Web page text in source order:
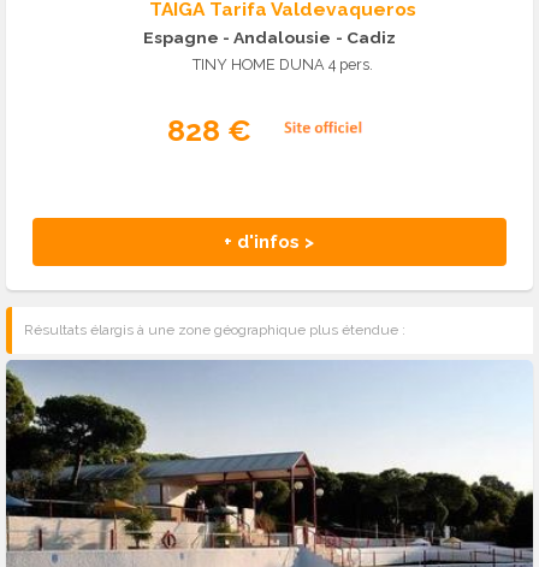
TAIGA Tarifa Valdevaqueros
Espagne - Andalousie - Cadiz
TINY HOME DUNA 4 pers.
828 €
+ d'infos >
Résultats élargis à une zone géographique plus étendue :